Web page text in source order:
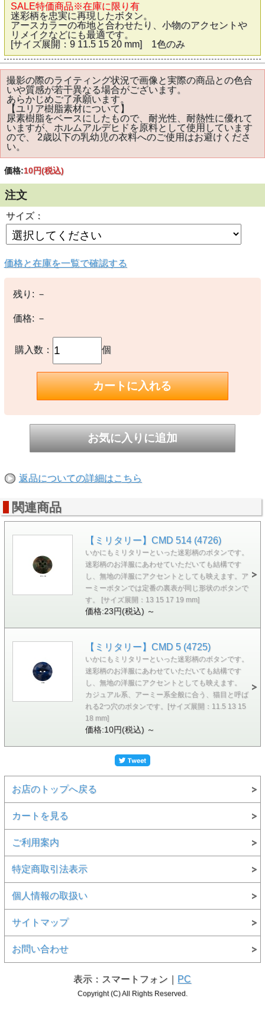
SALE特価商品※在庫に限り有
迷彩柄を忠実に再現したボタン。
アースカラーの布地と合わせたり、小物のアクセントや
リメイクなどにも最適です。
[サイズ展開：9 11.5 15 20 mm] 1色のみ
撮影の際のライティング状況で画像と実際の商品との色合
いや質感が若干異なる場合がございます。
あらかじめご了承願います。
【ユリア樹脂素材について】
尿素樹脂をベースにしたもので、耐光性、耐熱性に優れて
いますが、ホルムアルデヒドを原料として使用しています
ので、 2歳以下の乳幼児の衣料へのご使用はお避けくださ
い。
価格:10円(税込)
注文
サイズ：
価格と在庫を一覧で確認する
残り: －
価格:－
購入数： 個
返品についての詳細はこちら
関連商品
【ミリタリー】CMD 514 (4726)
いかにもミリタリーといった迷彩柄のボタンです。
迷彩柄のお洋服にあわせていただいても結構です
し、無地の洋服にアクセントとしても映えます。ア
ーミーボタンでは定番の裏表が同じ形状のボタンで
す。 [サイズ展開：13 15 17 19 mm]
価格:23円(税込) ～
【ミリタリー】CMD 5 (4725)
いかにもミリタリーといった迷彩柄のボタンです。
迷彩柄のお洋服にあわせていただいても結構です
し、無地の洋服にアクセントとしても映えます。
カジュアル系、アーミー系全般に合う、猫目と呼ば
れる2つ穴のボタンです。[サイズ展開：11.5 13 15
18 mm]
価格:10円(税込) ～
お店のトップへ戻る
カートを見る
ご利用案内
特定商取引法表示
個人情報の取扱い
サイトマップ
お問い合わせ
表示：スマートフォン｜ PC
Copyright (C) All Rights Reserved.